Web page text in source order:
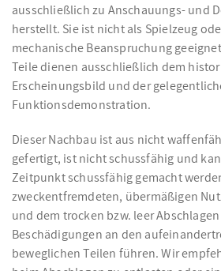
ausschließlich zu Anschauungs- und
herstellt. Sie ist nicht als Spielzeug
mechanische Beanspruchung
Teile dienen ausschließlich dem
Erscheinungsbild und der
Funktionsdemonstration.
Dieser Nachbau ist aus nicht
gefertigt, ist nicht schussfähig und
Zeitpunkt schussfähig gemacht
zweckentfremdeten, übermäßigen
und dem trocken bzw. leer
Beschädigungen an den
beweglichen Teilen führen. Wir